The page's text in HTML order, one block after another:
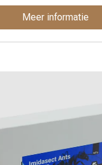
Meer informatie